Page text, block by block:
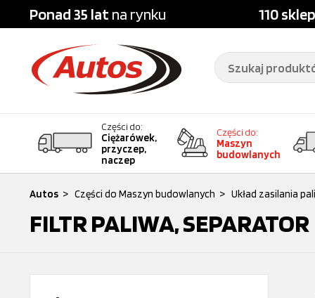
Ponad 35 lat na rynku 110
Części do:
Ciężarówek,
przyczep,
naczep
Części do:
Maszyn
budowlanych
Autos > Części do Maszyn budowlanych > Układ zasilania
FILTR PALIWA, SEPARATOR